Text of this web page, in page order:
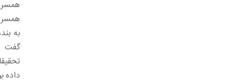
به
گفت
داده بود. همین 500 تومان